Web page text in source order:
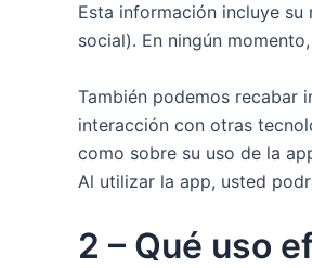
Esta información incluye
social). En ningún
También podemos recabar
interacción con otras
como sobre su uso de la
Al utilizar la app, usted
2 – Qué uso